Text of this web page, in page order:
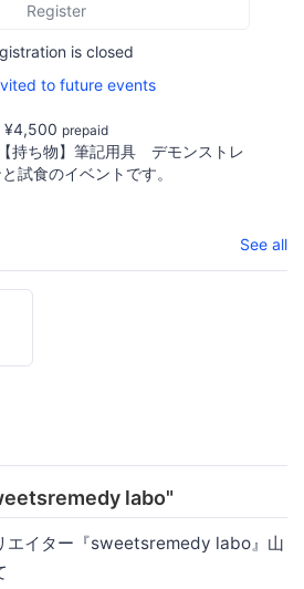
Register
is closed
to future events
¥4,500 prepaid
持ち物】筆記用具 デモンストレ
試食のイベントです。
See all
labo"
エイター『sweetsremedy labo』山